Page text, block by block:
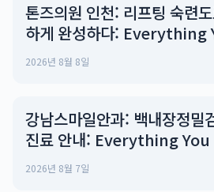
톤즈의원 인천: 리프팅 숙련
하게 완성하다:
Know
2026년 8월 8일
강남스마일안과: 백내장정밀
진료 안내: Everything
2026년 8월 7일